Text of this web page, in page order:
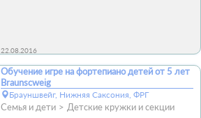
22.08.2016
Обучение игре на фортепиано детей от 5 лет
Braunscweig
Брауншвейг, Нижняя Саксония, ФРГ
Семья и дети Детские кружки и секции